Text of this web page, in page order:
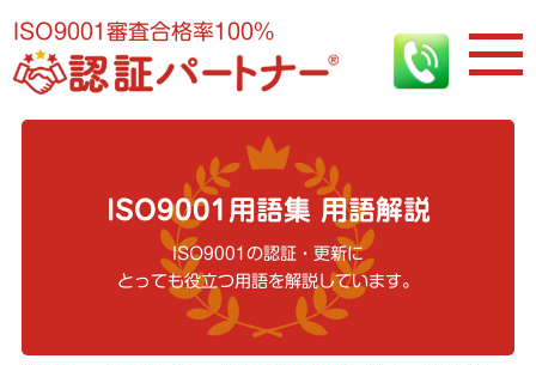
ISO9001審査合格率100%
ISO9001用語集 用語解説
ISO9001の認証・更新に
とっても役立つ用語を解説しています。